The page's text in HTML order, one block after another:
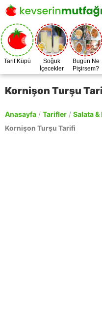
Tarif Küpü
Soğuk
İçecekler
Bugün Ne
Pişirsem?
Kornişon Turşu
Anasayfa / Tarifler / Salata
Kornişon Turşu Tarifi